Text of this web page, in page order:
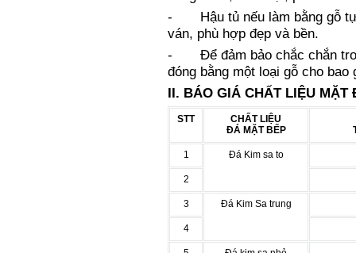
- Hậu tủ nếu làm bằng gỗ tự
ván, phù hợp đẹp và bền.
- Để đảm bảo chắc chắn
đóng bằng một loại gỗ cho
II. BÁO GIÁ CHẤT LIỆU MẶT
STT
CHẤT LIỆU
ĐÁ MẶT BẾP
1 Đá Kim sa to
2
3 Đá Kim Sa trung
4